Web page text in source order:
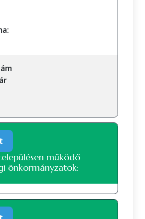
működő
önkormányzatok:
önkormányzat